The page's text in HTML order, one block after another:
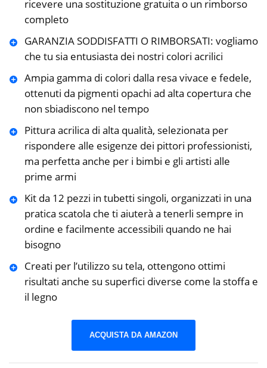
ricevere una sostituzione gratuita o un rimborso
completo
GARANZIA SODDISFATTI O RIMBORSATI: vogliamo
che tu sia entusiasta dei nostri colori acrilici
Ampia gamma di colori dalla resa vivace e fedele,
ottenuti da pigmenti opachi ad alta copertura che
non sbiadiscono nel tempo
Pittura acrilica di alta qualità, selezionata per
rispondere alle esigenze dei pittori professionisti,
ma perfetta anche per i bimbi e gli artisti alle
prime armi
Kit da 12 pezzi in tubetti singoli, organizzati in una
pratica scatola che ti aiuterà a tenerli sempre in
ordine e facilmente accessibili quando ne hai
bisogno
Creati per l’utilizzo su tela, ottengono ottimi
risultati anche su superfici diverse come la stoffa e
il legno
ACQUISTA DA AMAZON